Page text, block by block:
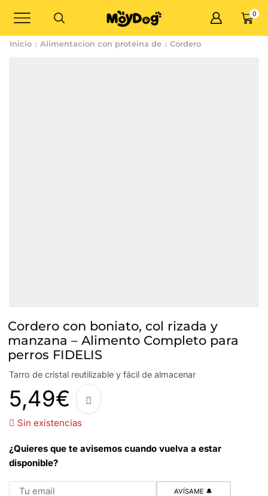
0
Inicio Alimentacion con proteina de Cordero
Cordero con boniato, col rizada y
manzana – Alimento Completo para
perros FIDELIS
Tarro de cristal reutilizable y fácil de almacenar
5,49€
Sin existencias
¿Quieres que te avisemos cuando vuelva a estar
disponible?